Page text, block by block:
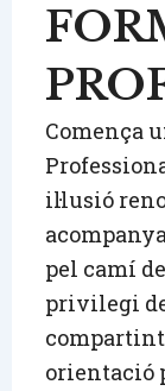
Comença
il·lusió
pel camí
privilegi
orientació